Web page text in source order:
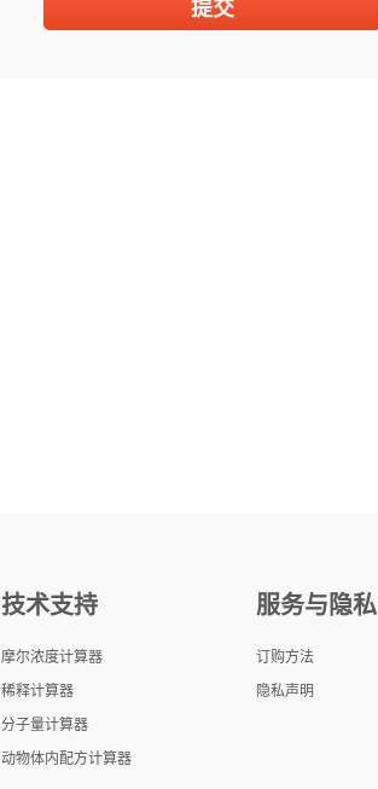
技术支持
摩尔浓度计算器
稀释计算器
分子量计算器
动物体内配方计算器
服务与隐私
订购方法
隐私声明